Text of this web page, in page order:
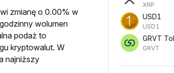
zmianę o 0.00% w
wolumen
podaż to
kryptowalut. W
najniższy
XRP
USD1
USD1
GRVT
GRVT